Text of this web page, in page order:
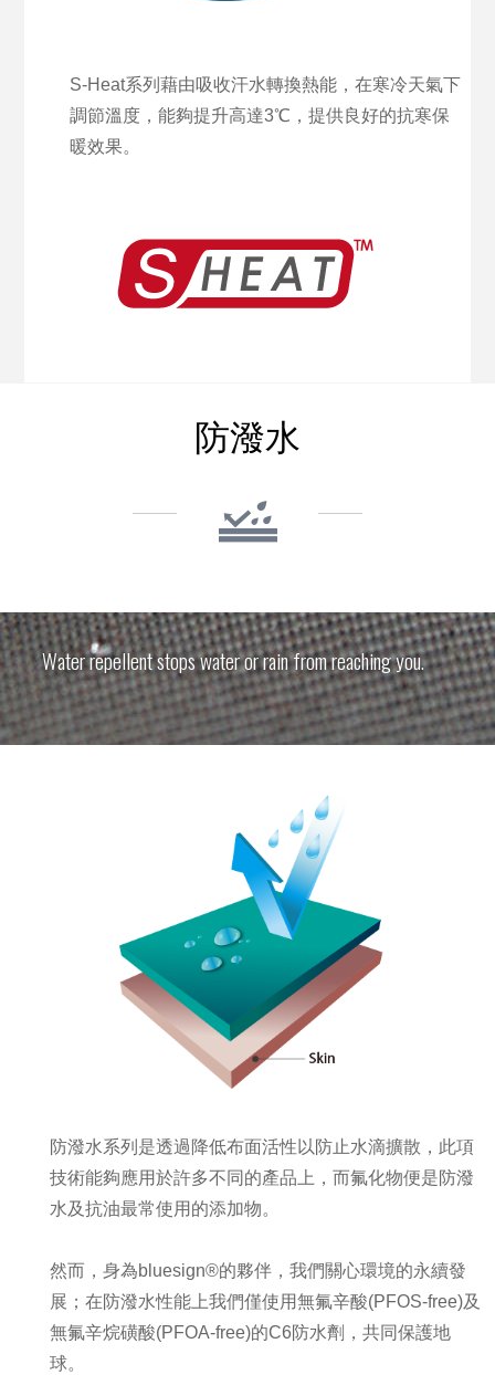
S-Heat系列藉由吸收汗水轉換熱能，在寒冷天氣下
調節溫度，能夠提升高達3℃，提供良好的抗寒保
暖效果。
防潑水
Water repellent stops water or rain from reaching you.
防潑水系列是透過降低布面活性以防止水滴擴散，此項
技術能夠應用於許多不同的產品上，而氟化物便是防潑
水及抗油最常使用的添加物。
然而，身為bluesign®的夥伴，我們關心環境的永續發
展；在防潑水性能上我們僅使用無氟辛酸(PFOS-free)及
無氟辛烷磺酸(PFOA-free)的C6防水劑，共同保護地
球。